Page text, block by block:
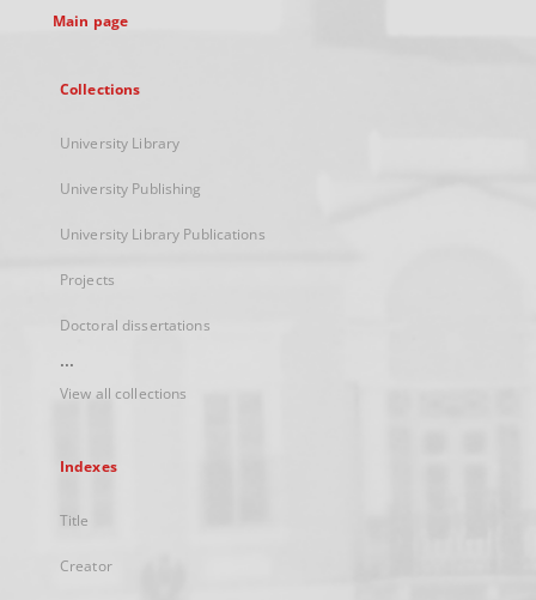
Main page
Collections
University Library
University Publishing
University Library Publications
Projects
Doctoral dissertations
...
View all collections
Indexes
Title
Creator